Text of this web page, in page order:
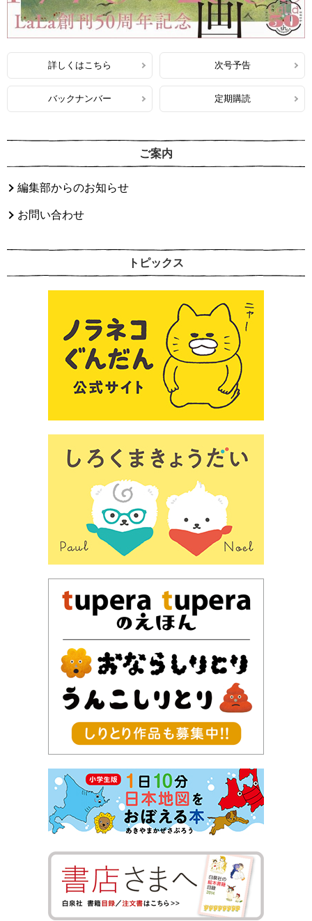
詳しくはこちら 次号予告
バックナンバー 定期購読
ご案内
編集部からのお知らせ
お問い合わせ
トピックス